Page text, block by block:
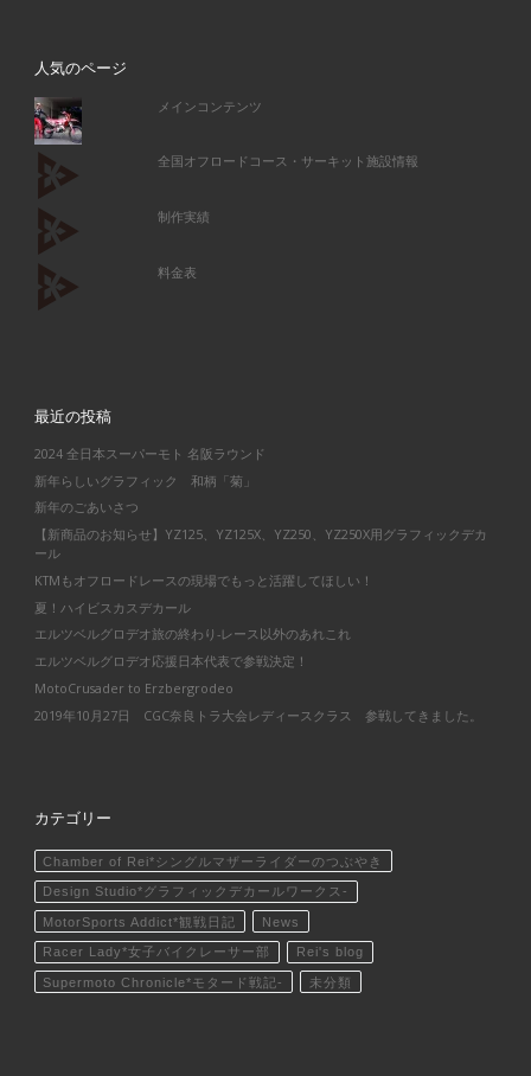
人気のページ
メインコンテンツ
全国オフロードコース・サーキット施設情報
制作実績
料金表
最近の投稿
2024 全日本スーパーモト 名阪ラウンド
新年らしいグラフィック 和柄「菊」
新年のごあいさつ
【新商品のお知らせ】YZ125、YZ125X、YZ250、YZ250X用グラフィックデカ
ール
KTMもオフロードレースの現場でもっと活躍してほしい！
夏！ハイビスカスデカール
エルツベルグロデオ旅の終わり-レース以外のあれこれ
エルツベルグロデオ応援日本代表で参戦決定！
MotoCrusader to Erzbergrodeo
2019年10月27日 CGC奈良トラ大会レディースクラス 参戦してきました。
カテゴリー
Chamber of Rei*シングルマザーライダーのつぶやき
Design Studio*グラフィックデカールワークス-
MotorSports Addict*観戦日記 News
Racer Lady*女子バイクレーサー部 Rei's blog
Supermoto Chronicle*モタード戦記- 未分類